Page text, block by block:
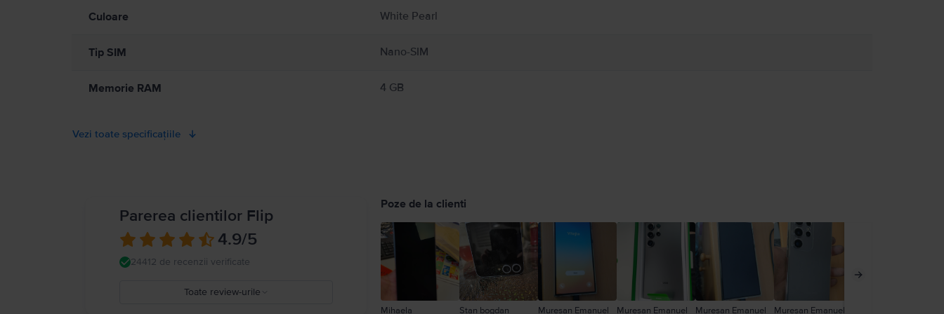
Culoare White Pearl
Tip SIM Nano-SIM
Memorie RAM 4 GB
Vezi toate specificațiile
Parerea clientilor Flip
4.9/5
24412 de recenzii verificate
Toate review-urile
Poze de la clienti
Mihaela Stan bogdan Muresan Emanuel Muresan Emanuel Muresan Emanuel Muresan Emanuel